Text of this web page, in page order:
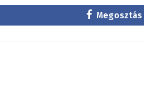
Megosztás